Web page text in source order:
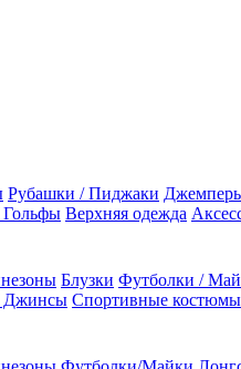
Рубашки / Пиджаки
Верхняя одежда
Блузки Футболки /
Джинсы Спортивные костюмы